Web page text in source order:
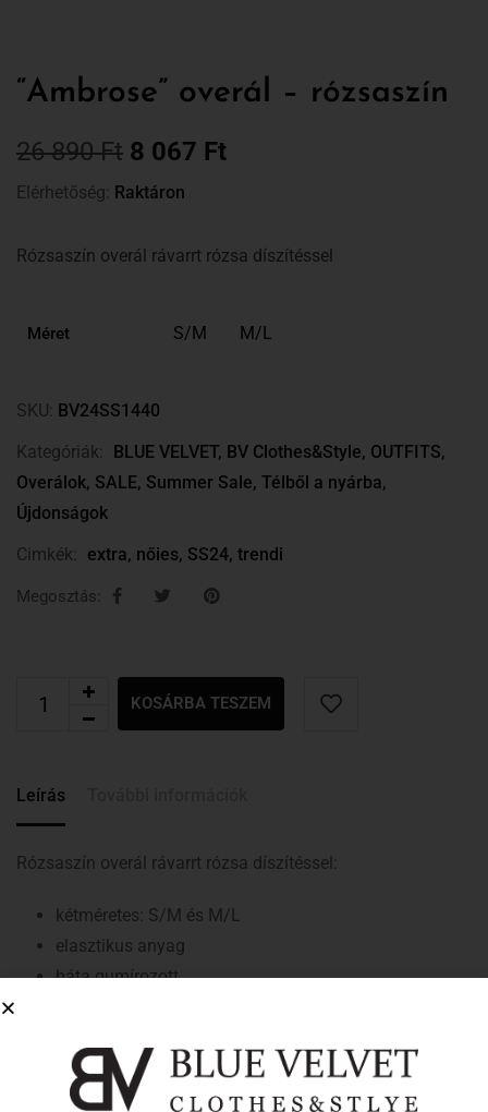
“Ambrose” overál – rózsaszín
26 890Ft 8 067 Ft
Elérhetőség: Raktáron
Rózsaszín overál rávarrt rózsa díszítéssel
Méret S/M M/L
SKU:
BV24SS1440
Kategóriák:
BLUE VELVET, BV Clothes&Style, OUTFITS,
Overálok, SALE, Summer Sale, Télből a nyárba,
Újdonságok
Cimkék:
extra, nőies, SS24, trendi
Megosztás:
KOSÁRBA TESZEM
Leírás
Rózsaszín overál rávarrt rózsa díszítéssel:
kétméretes: S/M és M/L
elasztikus anyag
háta gumírozott
ujjatlan
elől rávarrt rózsa díszítés